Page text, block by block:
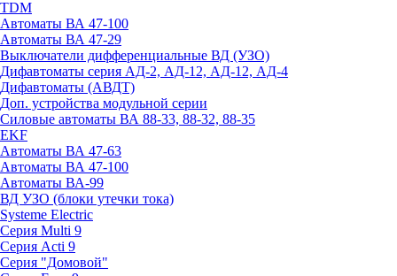
TDM
Автоматы ВА 47-100
Автоматы ВА 47-29
Выключатели дифференциальные ВД (УЗО)
Дифавтоматы серия АД-2, АД-12, АД-12, АД-4
Дифавтоматы (АВДТ)
Доп. устройства модульной серии
Силовые автоматы ВА 88-33, 88-32, 88-35
EKF
Автоматы ВА 47-63
Автоматы ВА 47-100
Автоматы ВА-99
ВД УЗО (блоки утечки тока)
Systeme Electric
Серия Multi 9
Серия Acti 9
Серия "Домовой"